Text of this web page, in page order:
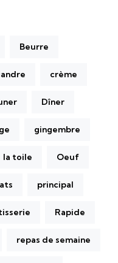
Beurre
crème
Dîner
gingembre
la toile Oeuf
principal
Rapide
repas de semaine